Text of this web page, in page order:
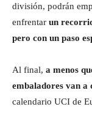
división, podrán
enfrentar un
pero con un paso
Al final, a menos
embaladores van
calendario UCI de